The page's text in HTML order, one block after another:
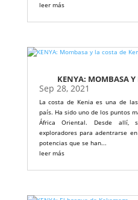
leer más
KENYA: MOMBASA Y
Sep 28, 2021
La costa de Kenia es una de
país. Ha sido uno de los puntos
África Oriental. Desde allí,
exploradores para adentrarse
potencias que se han...
leer más